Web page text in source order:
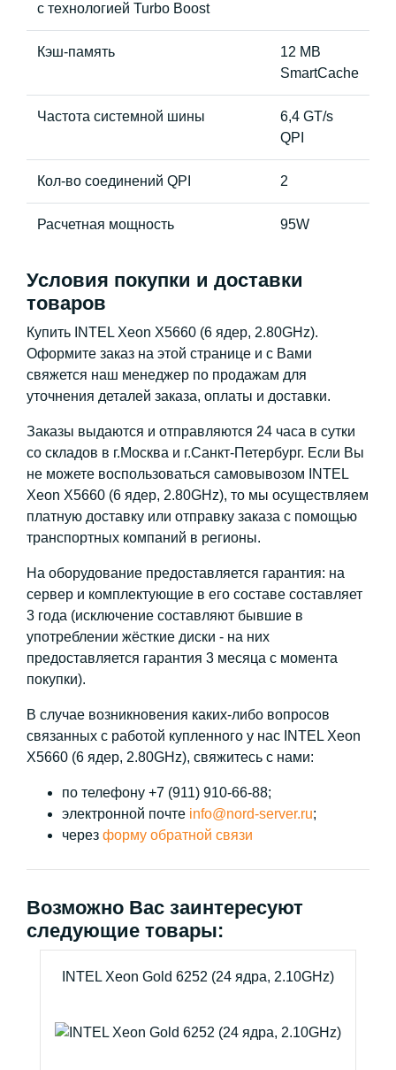
с технологией Turbo Boost
Кэш-память
12 MB
SmartCache
Частота системной шины
6,4 GT/s
QPI
Кол-во соединений QPI 2
Расчетная мощность 95W
Условия покупки и доставки
товаров
Купить INTEL Xeon X5660 (6 ядер, 2.80GHz).
Оформите заказ на этой странице и с Вами
свяжется наш менеджер по продажам для
уточнения деталей заказа, оплаты и доставки.
Заказы выдаются и отправляются 24 часа в сутки
со складов в г.Москва и г.Санкт-Петербург. Если Вы
не можете воспользоваться самовывозом INTEL
Xeon X5660 (6 ядер, 2.80GHz), то мы осуществляем
платную доставку или отправку заказа с помощью
транспортных компаний в регионы.
На оборудование предоставляется гарантия: на
сервер и комплектующие в его составе составляет
3 года (исключение составляют бывшие в
употреблении жёсткие диски - на них
предоставляется гарантия 3 месяца с момента
покупки).
В случае возникновения каких-либо вопросов
связанных с работой купленного у нас INTEL Xeon
X5660 (6 ядер, 2.80GHz), свяжитесь с нами:
по телефону +7 (911) 910-66-88;
электронной почте info@nord-server.ru;
через форму обратной связи
Возможно Вас заинтересуют
следующие товары:
INTEL Xeon Gold 6252 (24 ядра, 2.10GHz)